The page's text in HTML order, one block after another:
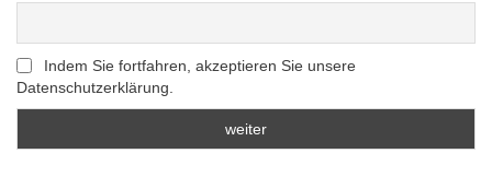
Indem Sie fortfahren, akzeptieren Sie unsere
Datenschutzerklärung.